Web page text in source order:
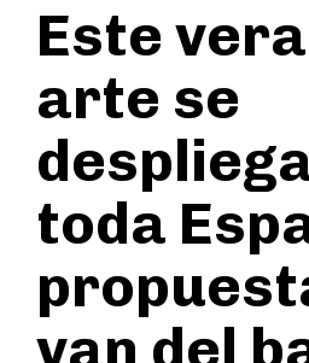
Este
arte se
toda
van del